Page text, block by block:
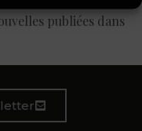
publiées dans